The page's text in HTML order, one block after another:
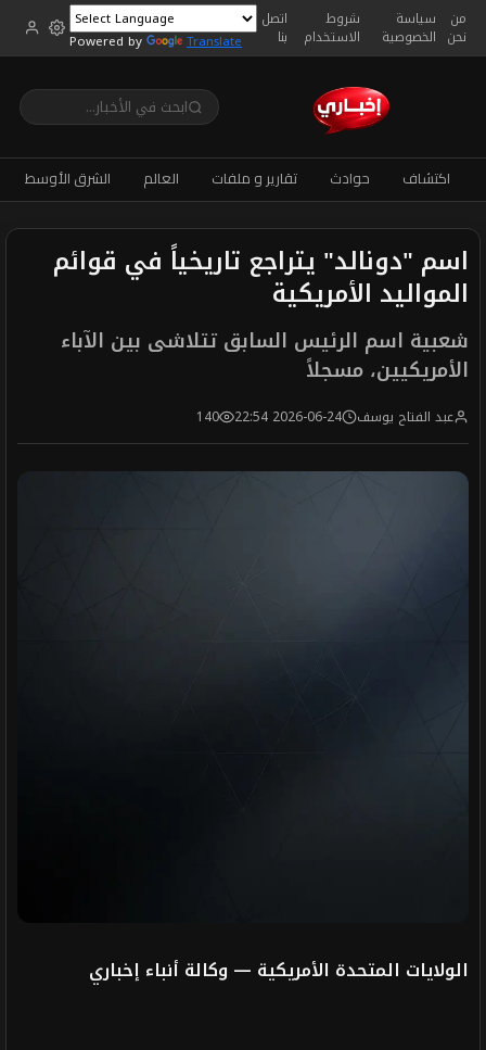
من
نحن
سياسة
الخصوصية
شروط
الاستخدام
اتصل
بنا Powered by Translate
اكتشاف حوادث تقارير و ملفات العالم الشرق الأوسط
اسم "دونالد" يتراجع تاريخياً في قوائم
المواليد الأمريكية
شعبية اسم الرئيس السابق تتلاشى بين الآباء
الأمريكيين، مسجلاً
عبد الفتاح يوسف 2026-06-24 22:54
140
الولايات المتحدة الأمريكية — وكالة أنباء إخباري